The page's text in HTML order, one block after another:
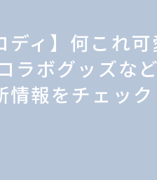
ディ】何これ
ラボグッズな
情報をチェック